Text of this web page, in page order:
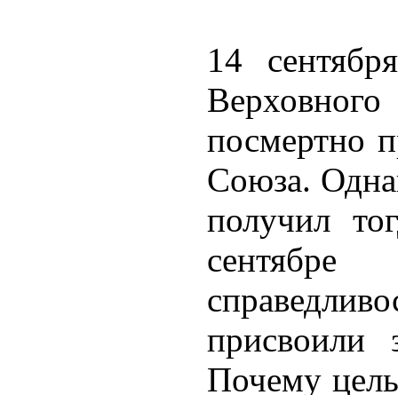
14
посмертно
Союза.
получил
сентябре
присвоили
Почему